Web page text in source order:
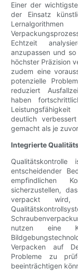
Einer der
der Einsatz
Echtzeit
anzupassen und
höchster Präzision
zudem eine
potenzielle
reduziert
haben
Leistungsfähigkeit
deutlich
gemacht als je
Integrierte
entscheidender
empfindlichen
sicherzustellen,
verpackt wird,
nutzen eine
Verpacken auf
Probleme zu
beeinträchtigen